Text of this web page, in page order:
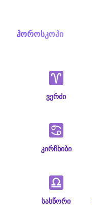
content
ჰოროსკოპი
ვერძი
კირჩხიბი
სასწორი